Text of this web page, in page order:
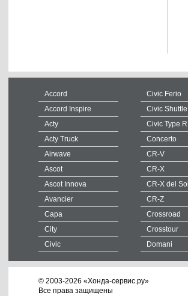
Accord
Accord Inspire
Acty
Acty Truck
Airwave
Ascot
Ascot Innova
Avancier
Capa
City
Civic
Civic Ferio
Civic Shuttle
Civic Type R
Concerto
CR-V
CR-X
CR-X del Sol
CR-Z
Crossroad
Crosstour
Domani
© 2003-2026 «Хонда-сервис.ру»
Все права защищены